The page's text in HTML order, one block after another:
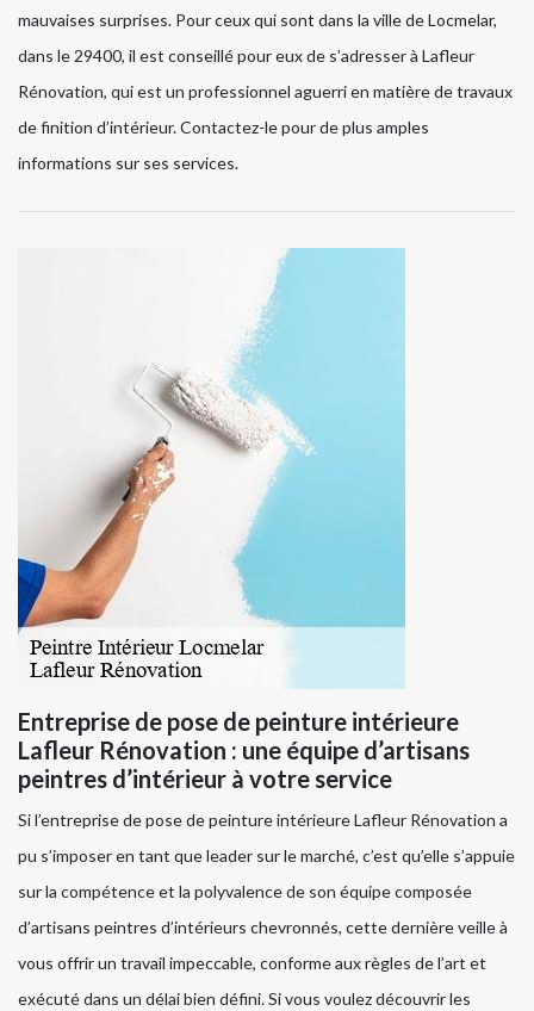
mauvaises surprises. Pour ceux qui sont dans la ville de Locmelar,
dans le 29400, il est conseillé pour eux de s’adresser à Lafleur
Rénovation, qui est un professionnel aguerri en matière de travaux
de finition d’intérieur. Contactez-le pour de plus amples
informations sur ses services.
Entreprise de pose de peinture intérieure
Lafleur Rénovation : une équipe d’artisans
peintres d’intérieur à votre service
Si l’entreprise de pose de peinture intérieure Lafleur Rénovation a
pu s’imposer en tant que leader sur le marché, c’est qu’elle s’appuie
sur la compétence et la polyvalence de son équipe composée
d’artisans peintres d’intérieurs chevronnés, cette dernière veille à
vous offrir un travail impeccable, conforme aux règles de l’art et
exécuté dans un délai bien défini. Si vous voulez découvrir les